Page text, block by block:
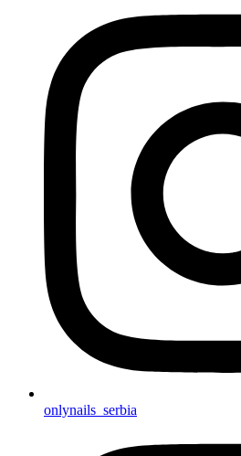
onlynails_serbia